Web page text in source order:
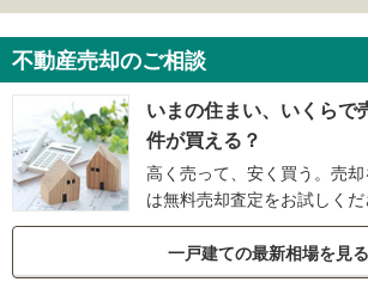
不動産売却のご相談
いまの住まい、いくらで
件が買える？
高く売って、安く買う。売
は無料売却査定をお試しくだ
一戸建ての最新相場を見る